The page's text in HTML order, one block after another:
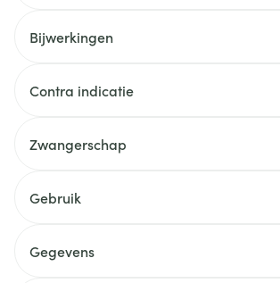
Bijwerkingen
Contra indicatie
Zwangerschap
Gebruik
Gegevens